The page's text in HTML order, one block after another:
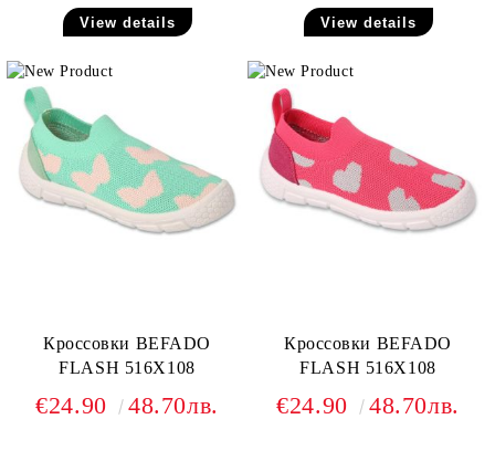
View details View details
Кроссовки BEFADO
FLASH 516X108
€24.90 48.70лв.
Кроссовки BEFADO
FLASH 516X108
€24.90 48.70лв.